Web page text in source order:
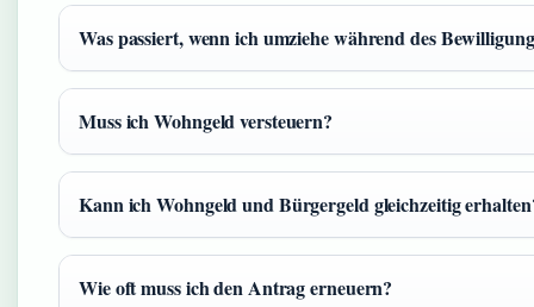
Was passiert, wenn ich umziehe während des
Muss ich Wohngeld versteuern?
Kann ich Wohngeld und Bürgergeld gleichzeitig
Wie oft muss ich den Antrag erneuern?